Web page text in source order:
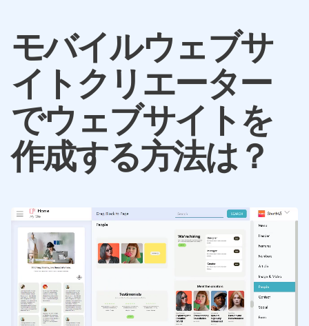
モバイルウェブサ
イトクリエーター
でウェブサイトを
作成する方法は？